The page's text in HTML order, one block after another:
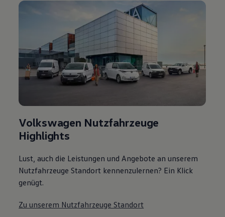
Volkswagen Nutzfahrzeuge
Highlights
Lust, auch die Leistungen und Angebote an unserem
Nutzfahrzeuge Standort kennenzulernen? Ein Klick
genügt.
Zu unserem Nutzfahrzeuge Standort